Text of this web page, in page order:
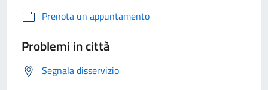
Prenota un appuntamento
Problemi in città
Segnala disservizio